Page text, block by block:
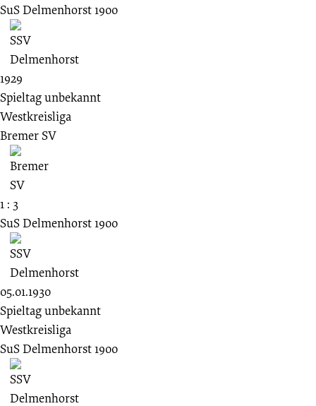
SuS Delmenhorst 1900
1929
Spieltag unbekannt
Westkreisliga
Bremer SV
1 : 3
SuS Delmenhorst 1900
05.01.1930
Spieltag unbekannt
Westkreisliga
SuS Delmenhorst 1900